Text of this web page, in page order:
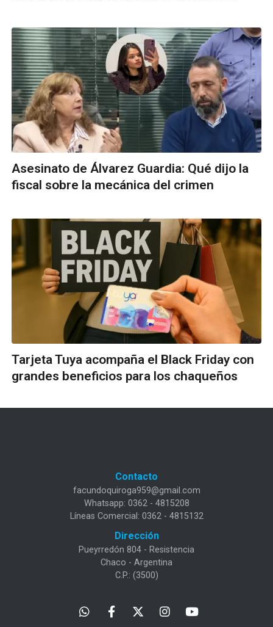
Asesinato de Álvarez Guardia: Qué dijo la
fiscal sobre la mecánica del crimen
Tarjeta Tuya acompaña el Black Friday con
grandes beneficios para los chaqueños
Contacto
facundoquiroga959@gmail.com
Whatsapp: 0362 - 4815208
Líneas Comercial: 0362 - 4815132
Dirección
Pueyrredón 804 - Resistencia
Chaco - Argentina
C.P.: (3500)